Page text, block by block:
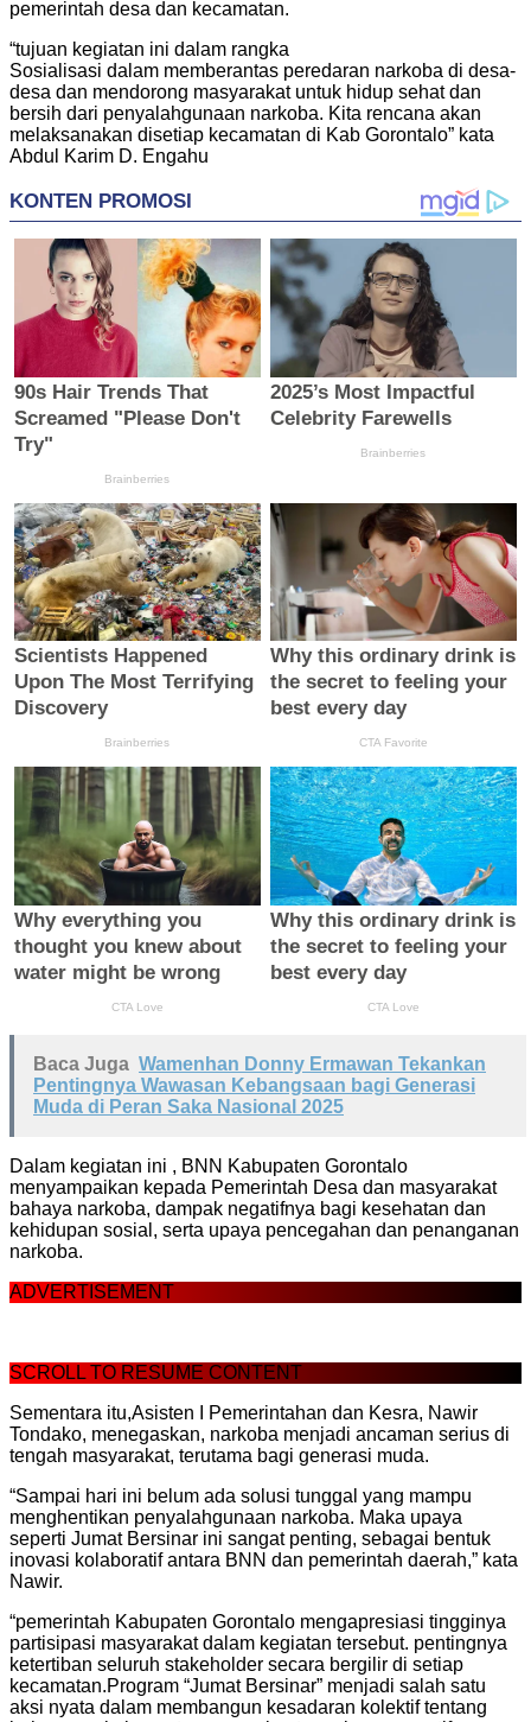
pemerintah desa dan kecamatan.
“tujuan kegiatan ini dalam rangka
Sosialisasi dalam memberantas peredaran narkoba di desa-
desa dan mendorong masyarakat untuk hidup sehat dan
bersih dari penyalahgunaan narkoba. Kita rencana akan
melaksanakan disetiap kecamatan di Kab Gorontalo” kata
Abdul Karim D. Engahu
Baca Juga Wamenhan Donny Ermawan Tekankan
Pentingnya Wawasan Kebangsaan bagi Generasi
Muda di Peran Saka Nasional 2025
Dalam kegiatan ini , BNN Kabupaten Gorontalo
menyampaikan kepada Pemerintah Desa dan masyarakat
bahaya narkoba, dampak negatifnya bagi kesehatan dan
kehidupan sosial, serta upaya pencegahan dan penanganan
narkoba.
ADVERTISEMENT
SCROLL TO RESUME CONTENT
Sementara itu,Asisten I Pemerintahan dan Kesra, Nawir
Tondako, menegaskan, narkoba menjadi ancaman serius di
tengah masyarakat, terutama bagi generasi muda.
“Sampai hari ini belum ada solusi tunggal yang mampu
menghentikan penyalahgunaan narkoba. Maka upaya
seperti Jumat Bersinar ini sangat penting, sebagai bentuk
inovasi kolaboratif antara BNN dan pemerintah daerah,” kata
Nawir.
“pemerintah Kabupaten Gorontalo mengapresiasi tingginya
partisipasi masyarakat dalam kegiatan tersebut. pentingnya
ketertiban seluruh stakeholder secara bergilir di setiap
kecamatan.Program “Jumat Bersinar” menjadi salah satu
aksi nyata dalam membangun kesadaran kolektif tentang